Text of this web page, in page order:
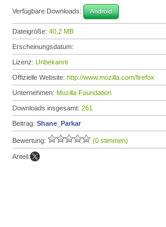
Verfügbare Downloads: Android
Dateigröße: 40,2 MB
Erscheinungsdatum:
Lizenz: Unbekannt
Offizielle Website: http://www.mozilla.com/firefox
Unternehmen: Mozilla Foundation
Downloads insgesamt: 261
Beitrag: Shane_Parkar
Bewertung: (0 stimmen)
Anteil: